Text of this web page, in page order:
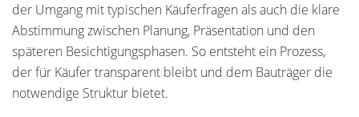
der Umgang mit typischen Käuferfragen als auch die klare
Abstimmung zwischen Planung, Präsentation und den
späteren Besichtigungsphasen. So entsteht ein Prozess,
der für Käufer transparent bleibt und dem Bauträger die
notwendige Struktur bietet.